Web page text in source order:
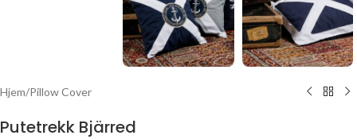
Hjem/Pillow Cover
Putetrekk Bjärred